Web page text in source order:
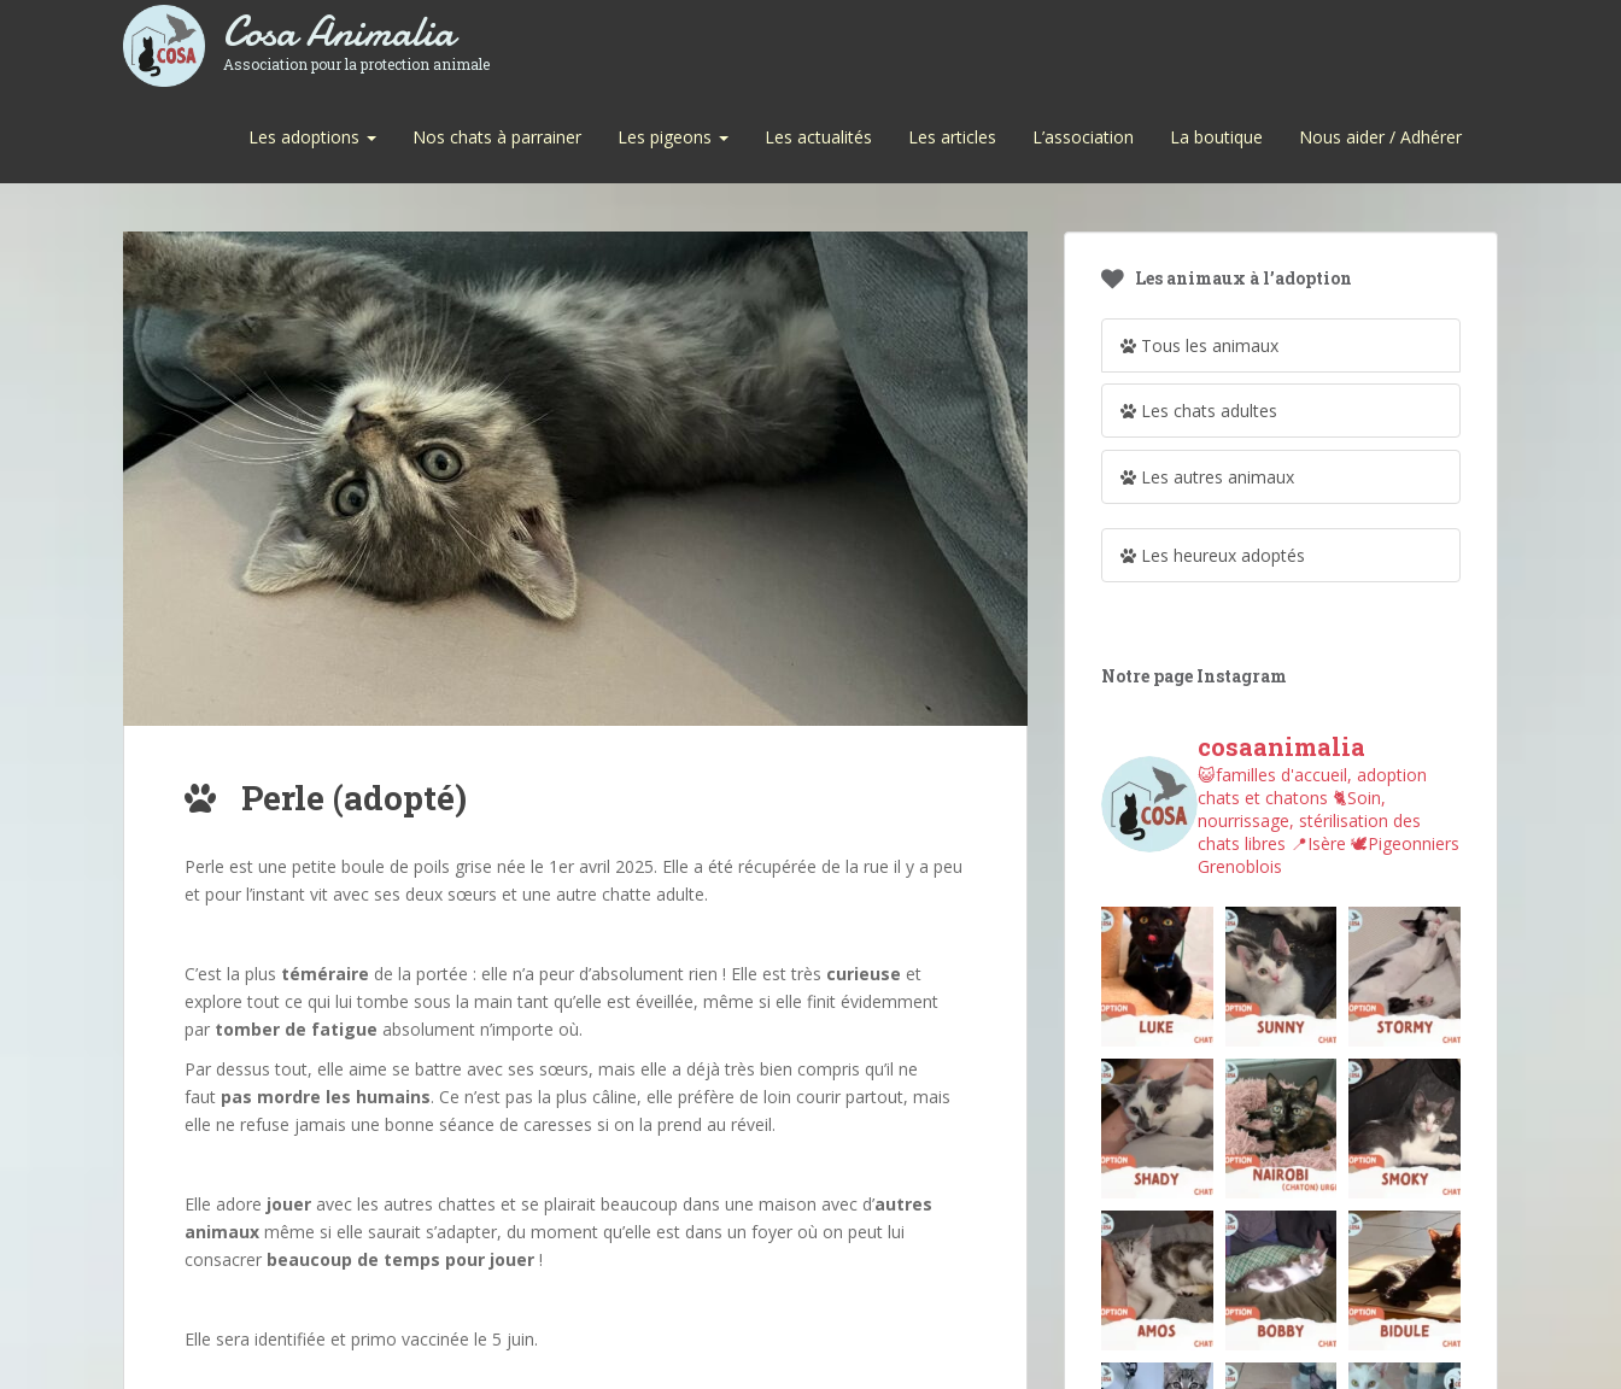
Cosa Animalia
Association pour la protection animale
Les adoptions Nos chats à parrainer Les pigeons Les actualités Les articles L’association La boutique Nous aider / Adhérer
Perle (adopté)
Perle est une petite boule de poils grise née le 1er avril 2025. Elle a été récupérée de la rue il y a peu
et pour l’instant vit avec ses deux sœurs et une autre chatte adulte.
C’est la plus téméraire de la portée : elle n’a peur d’absolument rien ! Elle est très curieuse et
explore tout ce qui lui tombe sous la main tant qu’elle est éveillée, même si elle finit évidemment
par tomber de fatigue absolument n’importe où.
Par dessus tout, elle aime se battre avec ses sœurs, mais elle a déjà très bien compris qu’il ne
faut pas mordre les humains. Ce n’est pas la plus câline, elle préfère de loin courir partout, mais
elle ne refuse jamais une bonne séance de caresses si on la prend au réveil.
Elle adore jouer avec les autres chattes et se plairait beaucoup dans une maison avec d’autres
animaux même si elle saurait s’adapter, du moment qu’elle est dans un foyer où on peut lui
consacrer beaucoup de temps pour jouer !
Elle sera identifiée et primo vaccinée le 5 juin.
Les animaux à l’adoption
Tous les animaux
Les chats adultes
Les autres animaux
Les heureux adoptés
Notre page Instagram
cosaanimalia
😺familles d'accueil, adoption
chats et chatons 🐈Soin,
nourrissage, stérilisation des
chats libres 📍Isère 🕊︎Pigeonniers
Grenoblois